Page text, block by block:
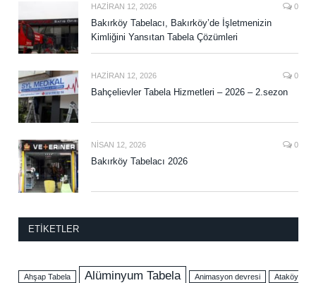
HAZIRAN 12, 2026 0
Bakırköy Tabelacı, Bakırköy’de İşletmenizin
Kimliğini Yansıtan Tabela Çözümleri
HAZIRAN 12, 2026 0
Bahçelievler Tabela Hizmetleri – 2026 – 2.sezon
NISAN 12, 2026 0
Bakırköy Tabelacı 2026
ETIKETLER
Ahşap Tabela Alüminyum Tabela Animasyon devresi Ataköy